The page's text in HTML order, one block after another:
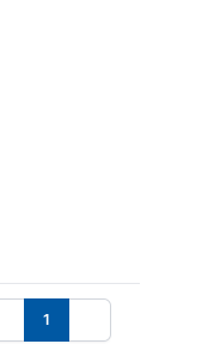
Föregående
1
Nästa